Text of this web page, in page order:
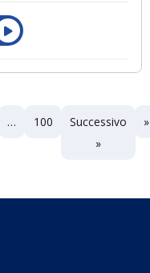
… 100
Successivo
»
»